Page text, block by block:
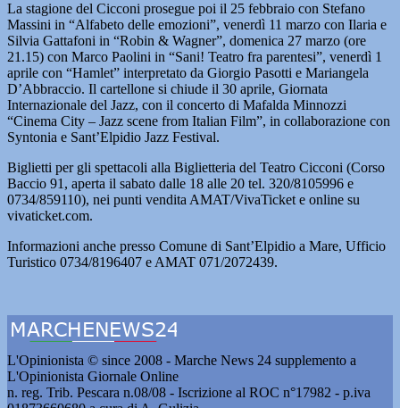
La stagione del Cicconi prosegue poi il 25 febbraio con Stefano
Massini in “Alfabeto delle emozioni”, venerdì 11 marzo con Ilaria e
Silvia Gattafoni in “Robin & Wagner”, domenica 27 marzo (ore
21.15) con Marco Paolini in “Sani! Teatro fra parentesi”, venerdì 1
aprile con “Hamlet” interpretato da Giorgio Pasotti e Mariangela
D’Abbraccio. Il cartellone si chiude il 30 aprile, Giornata
Internazionale del Jazz, con il concerto di Mafalda Minnozzi
“Cinema City – Jazz scene from Italian Film”, in collaborazione con
Syntonia e Sant’Elpidio Jazz Festival.
Biglietti per gli spettacoli alla Biglietteria del Teatro Cicconi (Corso
Baccio 91, aperta il sabato dalle 18 alle 20 tel. 320/8105996 e
0734/859110), nei punti vendita AMAT/VivaTicket e online su
vivaticket.com.
Informazioni anche presso Comune di Sant’Elpidio a Mare, Ufficio
Turistico 0734/8196407 e AMAT 071/2072439.
L'Opinionista © since 2008 - Marche News 24 supplemento a
L'Opinionista Giornale Online
n. reg. Trib. Pescara n.08/08 - Iscrizione al ROC n°17982 - p.iva